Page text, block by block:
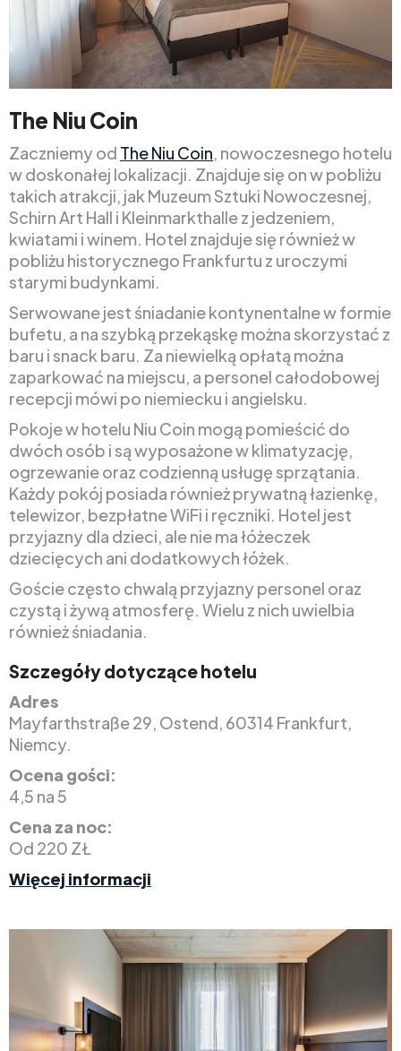
The Niu Coin
Zaczniemy od The Niu Coin, nowoczesnego hotelu
w doskonałej lokalizacji. Znajduje się on w pobliżu
takich atrakcji, jak Muzeum Sztuki Nowoczesnej,
Schirn Art Hall i Kleinmarkthalle z jedzeniem,
kwiatami i winem. Hotel znajduje się również w
pobliżu historycznego Frankfurtu z uroczymi
starymi budynkami.
Serwowane jest śniadanie kontynentalne w formie
bufetu, a na szybką przekąskę można skorzystać z
baru i snack baru. Za niewielką opłatą można
zaparkować na miejscu, a personel całodobowej
recepcji mówi po niemiecku i angielsku.
Pokoje w hotelu Niu Coin mogą pomieścić do
dwóch osób i są wyposażone w klimatyzację,
ogrzewanie oraz codzienną usługę sprzątania.
Każdy pokój posiada również prywatną łazienkę,
telewizor, bezpłatne WiFi i ręczniki. Hotel jest
przyjazny dla dzieci, ale nie ma łóżeczek
dziecięcych ani dodatkowych łóżek.
Goście często chwalą przyjazny personel oraz
czystą i żywą atmosferę. Wielu z nich uwielbia
również śniadania.
Szczegóły dotyczące hotelu
Adres
Mayfarthstraße 29, Ostend, 60314 Frankfurt,
Niemcy.
Ocena gości:
4,5 na 5
Cena za noc:
Od 220 ZŁ
Więcej informacji